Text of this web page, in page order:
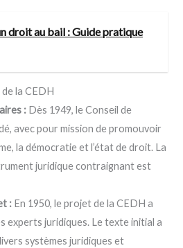
droit au bail : Guide pratique
la CEDH
: Dès 1949, le Conseil de
avec pour mission de promouvoir
la démocratie et l’état de droit. La
juridique contraignant est
: En 1950, le projet de la CEDH a
experts juridiques. Le texte initial a
systèmes juridiques et